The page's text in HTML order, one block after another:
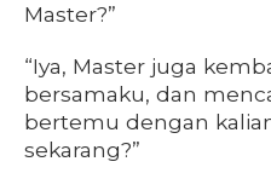
Master?”
“Iya, Master juga
bersamaku, dan
bertemu dengan
sekarang?”